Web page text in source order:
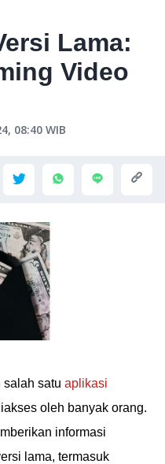
Lama:
Video
08:40 WIB
salah satu aplikasi
oleh banyak orang.
informasi
lama, termasuk